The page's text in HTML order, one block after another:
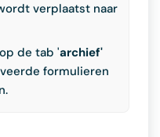
verplaatst naar
de tab 'archief'
formulieren